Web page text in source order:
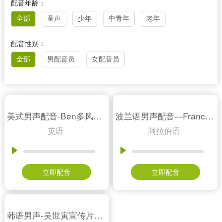
配音年龄：
全部 童声 少年 中青年 老年
配音性别：
全部 男配音员 女配音员
美式男声配音-Ben多风格样音混集
英语
立即配音
波兰语男声配音—Franck样音
阿拉伯语
立即配音
韩语男声-吴世寅宣传片样音